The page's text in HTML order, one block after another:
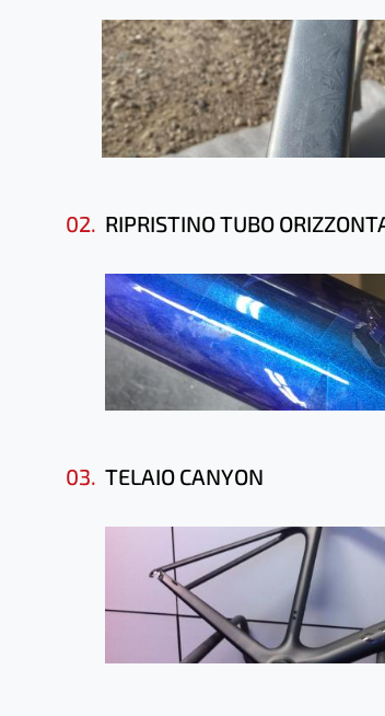
02. RIPRISTINO TUBO
03. TELAIO CANYON